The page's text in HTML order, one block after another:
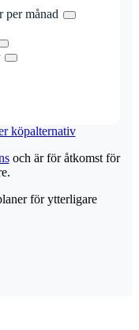
per månad
köpalternativ
och är för åtkomst för
för ytterligare